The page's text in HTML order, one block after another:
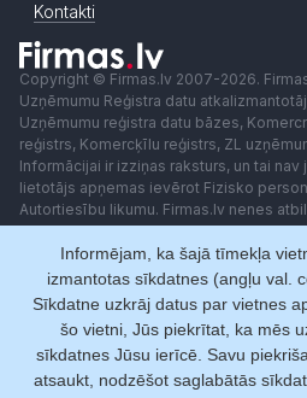
Kontakti
Copyright © Firmas.lv 2007-2026.
Uzņēmumu Reģistra datu
Uzņēmumu reģistra datu bāzes,
reģistrs, Komercķīlu reģistrs, ZL
Informācijai ir izziņas raksturs, un tai
lietotājs apņemas ievērot Fizisko
Autortiesību likumu. Firmas.lv nenes
lēmumiem, kas balstīti uz saņemto
izmantot jebkādas automatizētas
piekļuvei sistēmai bez rakstiskas
redaktore: Ingūna Pempere.
Lietošanas noteikumi
Privātuma politika
Informējam, ka šajā tīmekļa
izmantotas sīkdatnes (angļu val.
Sīkdatne uzkrāj datus par vietnes
šo vietni, Jūs piekrītat, ka mēs
sīkdatnes Jūsu ierīcē. Savu
atsaukt, nodzēšot saglabātās